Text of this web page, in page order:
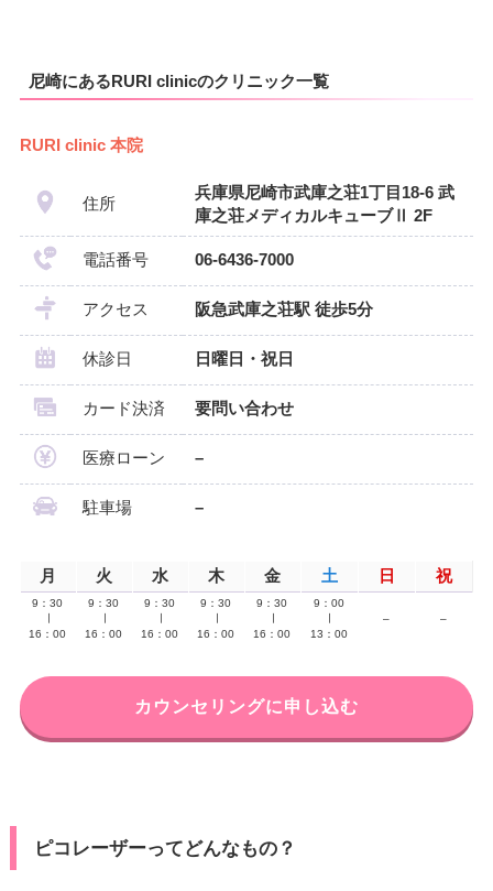
尼崎にあるRURI clinicのクリニック一覧
RURI clinic 本院
住所
兵庫県尼崎市武庫之荘1丁目18-6 武
庫之荘メディカルキューブⅡ 2F
電話番号 06-6436-7000
アクセス 阪急武庫之荘駅 徒歩5分
休診日 日曜日・祝日
カード決済 要問い合わせ
医療ローン –
駐車場 –
月 火 水 木 金 土 日 祝
9：30
16：00
9：30
16：00
9：30
16：00
9：30
16：00
9：30
16：00
9：00
13：00
– –
カウンセリングに申し込む
ピコレーザーってどんなもの？